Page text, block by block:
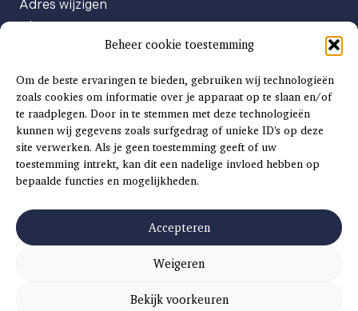
Beheer cookie toestemming
Om de beste ervaringen te bieden, gebruiken wij technologieën
zoals cookies om informatie over je apparaat op te slaan en/of
te raadplegen. Door in te stemmen met deze technologieën
kunnen wij gegevens zoals surfgedrag of unieke ID's op deze
site verwerken. Als je geen toestemming geeft of uw
toestemming intrekt, kan dit een nadelige invloed hebben op
bepaalde functies en mogelijkheden.
Accepteren
Weigeren
Bekijk voorkeuren
Adres wijzigen
Abonnement opzeggen
Afgeven automatische incasso
Factuur betalen
Klachtenformulier
Overige vragen
Adverteren
Advertentie Tariefkaart 2025
SITEMAP|ALGEMENE VOORWAARDEN
PRIVACYVERKLARING